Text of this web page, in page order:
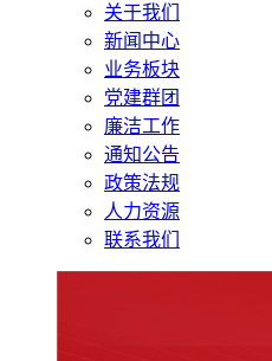
关于我们
新闻中心
业务板块
党建群团
廉洁工作
通知公告
政策法规
人力资源
联系我们